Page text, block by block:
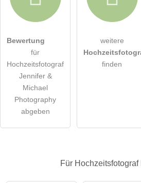
Die Datenschutzerklärung habe ich zur
öffentliche Frage stellen
Hinweis:Bitte beachten Sie,
Besucher sichtbar
Klicken Sie hier um eine
Bewertung
für
Hochzeitsfotograf
Jennifer &
Michael
Photography
abgeben
weitere
finden
Für Hochzeitsfotograf